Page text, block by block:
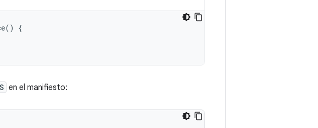
()
{
en el manifiesto: